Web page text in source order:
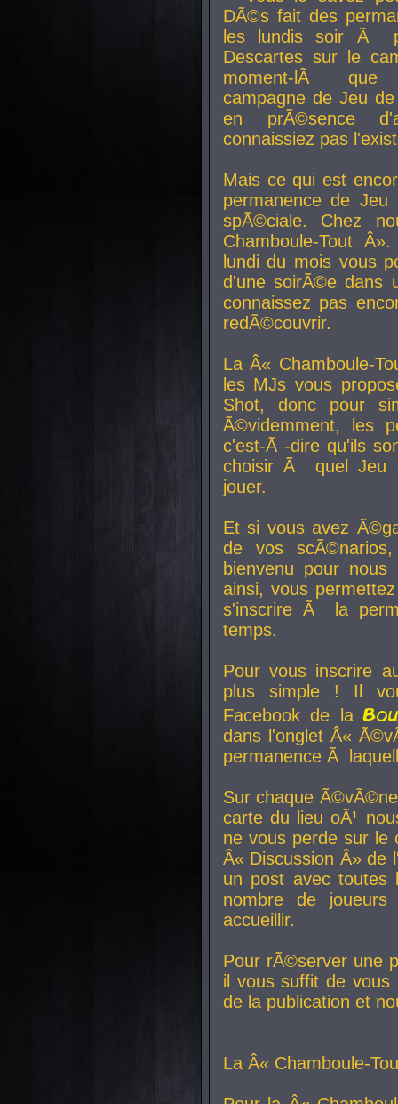
DÃ©s fait des
les lundis soir Ã
Descartes sur le
moment-lÃ que
campagne de Jeu
en prÃ©sence
connaissiez pas
Mais ce qui est
permanence de
spÃ©ciale. Chez
Chamboule-Tout
lundi du mois vous
d'une soirÃ©e dans
connaissez pas
redÃ©couvrir.
La Â« Chamboule-
les MJs vous
Shot, donc pour
Ã©videmment, les
c'est-Ã -dire qu'ils
choisir Ã quel Jeu
jouer.
Et si vous avez
de vos
bienvenu pour
ainsi, vous
s'inscrire Ã la
temps.
Pour vous inscrire
plus simple ! Il
Facebook de la
dans l'onglet Â«
permanence Ã
Sur chaque
carte du lieu oÃ¹
ne vous perde sur le
Â« Discussion Â» de
un post avec toutes
nombre de
accueillir.
Pour rÃ©server une
il vous suffit de vous
de la publication et
La Â« Chamboule-